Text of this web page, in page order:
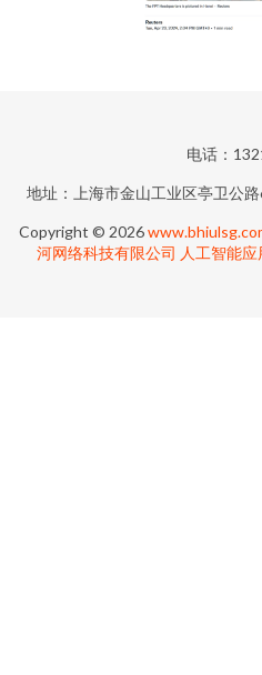
电话：
地址：上海市金山工业区亭卫公
Copyright © 2026
河网络科技有限公司 人工智能